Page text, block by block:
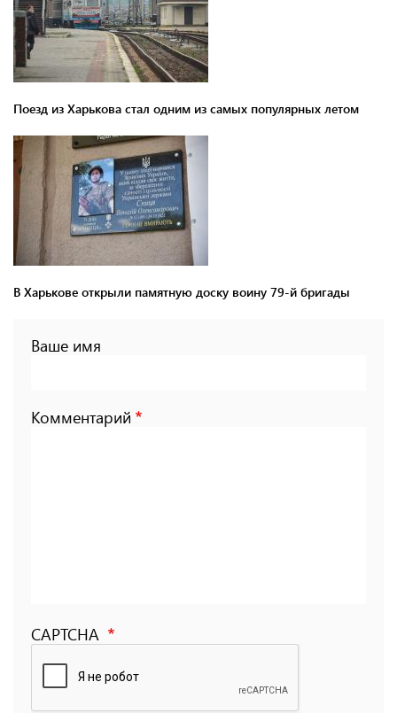
Поезд из Харькова стал одним из самых популярных летом
В Харькове открыли памятную доску воину 79-й бригады
Ваше имя
Комментарий
CAPTCHA